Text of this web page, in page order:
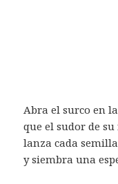
Abra el surco en
que el sudor de
lanza cada
y siembra una